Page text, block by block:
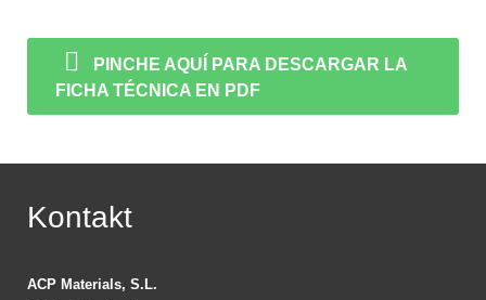
PINCHE AQUÍ PARA DESCARGAR LA
FICHA TÉCNICA EN PDF
Kontakt
ACP Materials, S.L.